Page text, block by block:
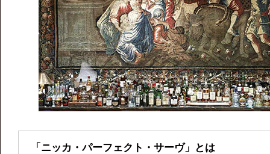
「ニッカ・パーフェクト・サーヴ」とは